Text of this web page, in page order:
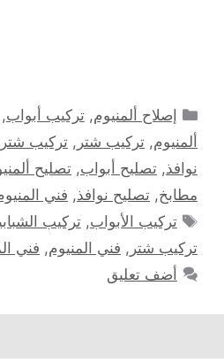
التصنيفات
إصلاح ألمنيوم,تركيب أبواب
ألمنيوم, تركيب شتر , تركيب شتر
نوافذ, تصليح أبواب, تصليح
مطابخ, تصليح نوافذ, فني
الوسوم
تركيب الأبواب,تركيب
تركيب شتر , فني المنيوم, فني
أضف تعليق